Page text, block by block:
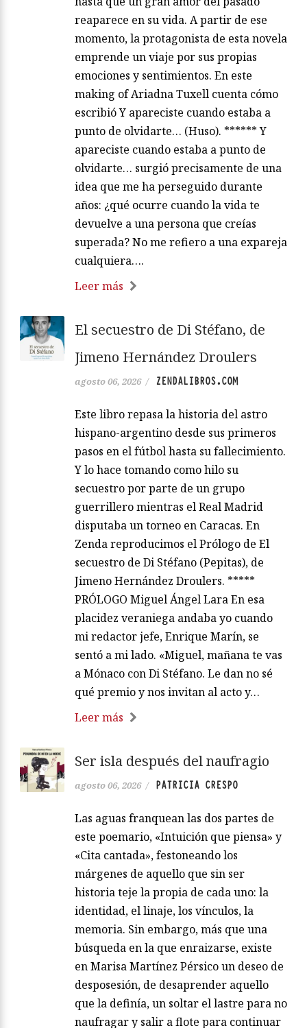
reaparece en su vida. A partir de ese
momento, la protagonista de esta novela
emprende un viaje por sus propias
emociones y sentimientos. En este
making of Ariadna Tuxell cuenta cómo
escribió Y apareciste cuando estaba a
punto de olvidarte… (Huso). ****** Y
apareciste cuando estaba a punto de
olvidarte… surgió precisamente de una
idea que me ha perseguido durante
años: ¿qué ocurre cuando la vida te
devuelve a una persona que creías
superada? No me refiero a una expareja
cualquiera….
Leer más
El secuestro de Di Stéfano, de
Jimeno Hernández Droulers
agosto 06, 2026 / ZENDALIBROS.COM
Este libro repasa la historia del astro
hispano-argentino desde sus primeros
pasos en el fútbol hasta su fallecimiento.
Y lo hace tomando como hilo su
secuestro por parte de un grupo
guerrillero mientras el Real Madrid
disputaba un torneo en Caracas. En
Zenda reproducimos el Prólogo de El
secuestro de Di Stéfano (Pepitas), de
Jimeno Hernández Droulers. *****
PRÓLOGO Miguel Ángel Lara En esa
placidez veraniega andaba yo cuando
mi redactor jefe, Enrique Marín, se
sentó a mi lado. «Miguel, mañana te vas
a Mónaco con Di Stéfano. Le dan no sé
qué premio y nos invitan al acto y…
Leer más
Ser isla después del naufragio
agosto 06, 2026 / PATRICIA CRESPO
Las aguas franquean las dos partes de
este poemario, «Intuición que piensa» y
«Cita cantada», festoneando los
márgenes de aquello que sin ser
historia teje la propia de cada uno: la
identidad, el linaje, los vínculos, la
memoria. Sin embargo, más que una
búsqueda en la que enraizarse, existe
en Marisa Martínez Pérsico un deseo de
desposesión, de desaprender aquello
que la definía, un soltar el lastre para no
naufragar y salir a flote para continuar